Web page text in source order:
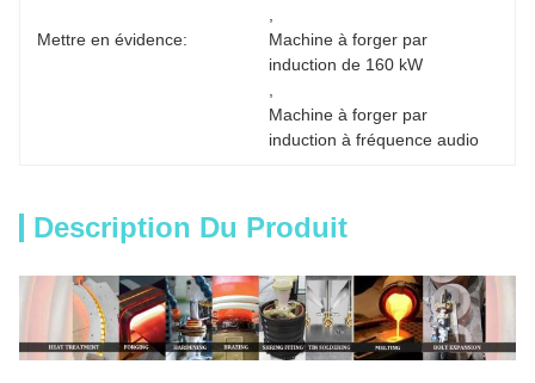
Mettre en évidence:
Machine à forger par
induction de 160 kW
Machine à forger par
induction à fréquence audio
Description Du Produit